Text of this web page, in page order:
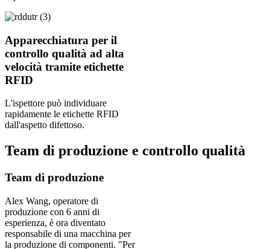
Apparecchiatura per il
controllo qualità ad alta
velocità tramite etichette
RFID
L'ispettore può individuare
rapidamente le etichette RFID
dall'aspetto difettoso.
Team di produzione e controllo qualità
Team di produzione
Alex Wang, operatore di
produzione con 6 anni di
esperienza, è ora diventato
responsabile di una macchina per
la produzione di componenti. "Per